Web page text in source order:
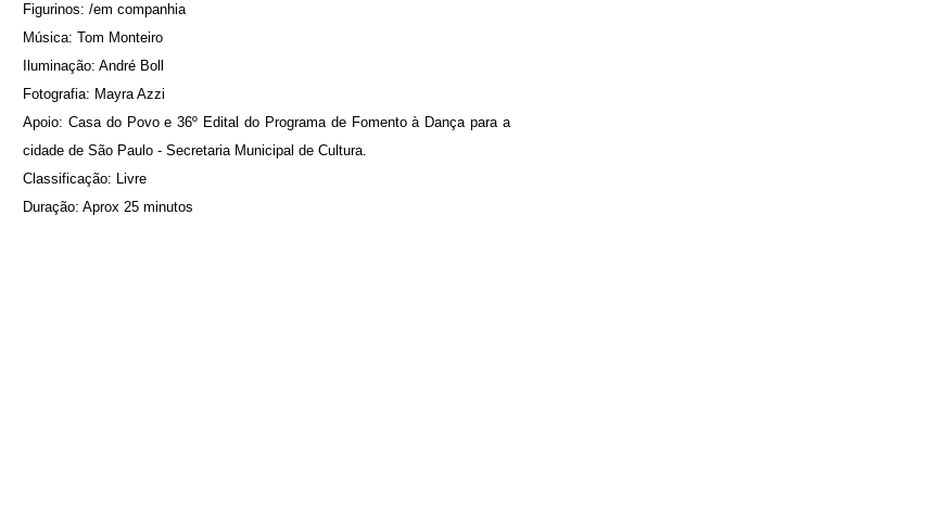
Figurinos: /em companhia
Música: Tom Monteiro
Iluminação: André Boll
Fotografia: Mayra Azzi
Apoio: Casa do Povo e 36º Edital do Programa de Fomento à Dança para a
cidade de São Paulo - Secretaria Municipal de Cultura.
Classificação: Livre
Duração: Aprox 25 minutos